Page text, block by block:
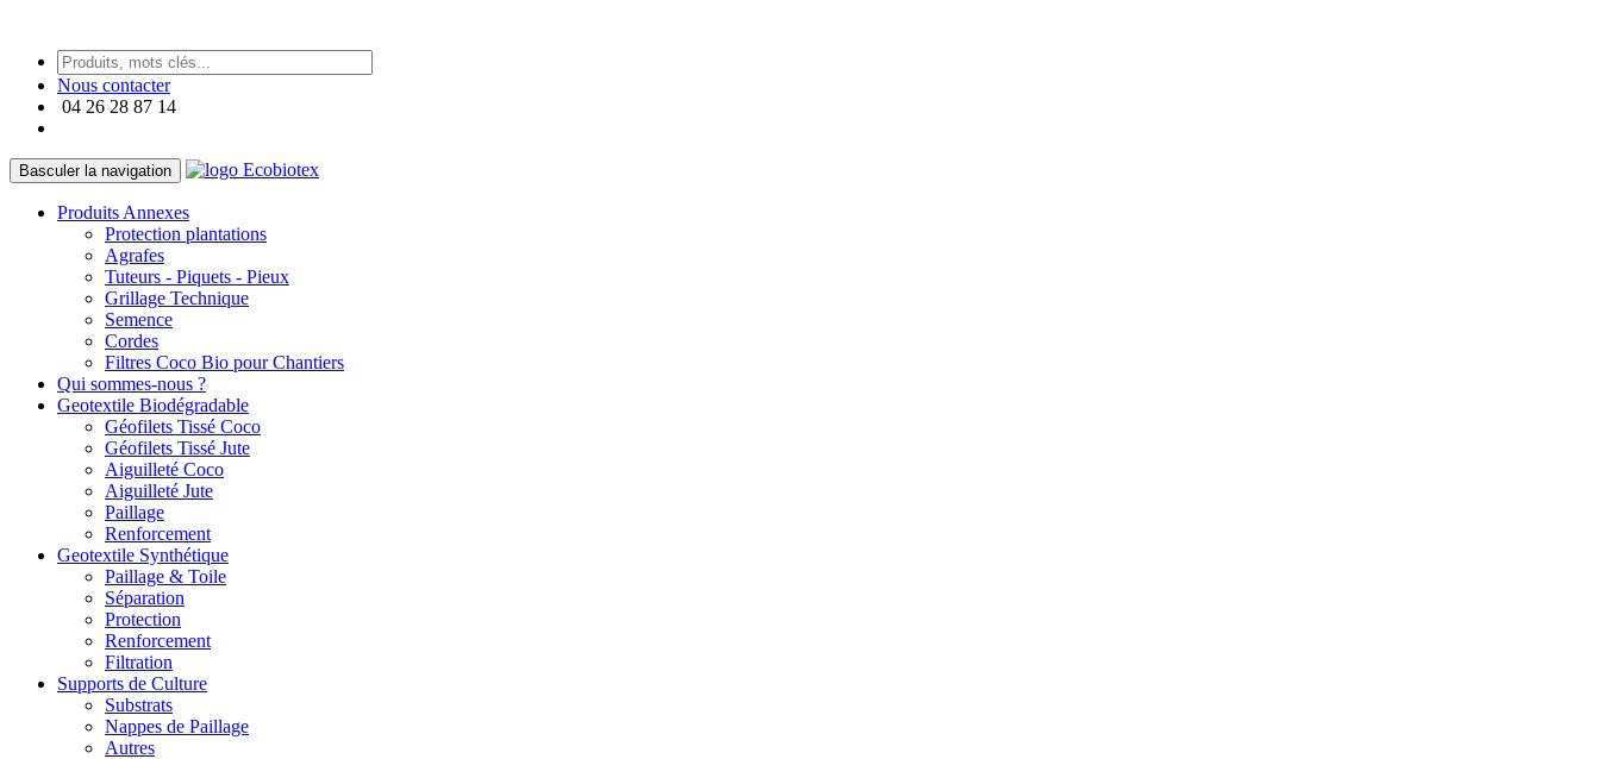
Nous contacter
04 26 28 87 14
Basculer la navigation
Produits Annexes
Protection plantations
Agrafes
Tuteurs - Piquets - Pieux
Grillage Technique
Semence
Cordes
Filtres Coco Bio pour Chantiers
Qui sommes-nous ?
Geotextile Biodégradable
Géofilets Tissé Coco
Géofilets Tissé Jute
Aiguilleté Coco
Aiguilleté Jute
Paillage
Renforcement
Geotextile Synthétique
Paillage & Toile
Séparation
Protection
Renforcement
Filtration
Supports de Culture
Substrats
Nappes de Paillage
Autres